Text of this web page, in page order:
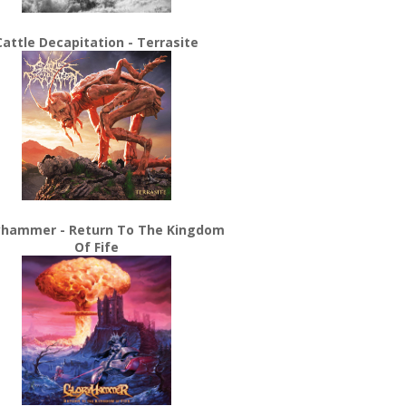
Decapitation - Terrasite
- Return To The Kingdom
Of Fife